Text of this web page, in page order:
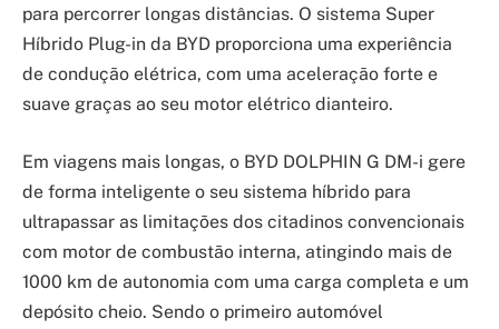
para percorrer longas distâncias. O sistema Super
Híbrido Plug-in da BYD proporciona uma experiência
de condução elétrica, com uma aceleração forte e
suave graças ao seu motor elétrico dianteiro.
Em viagens mais longas, o BYD DOLPHIN G DM-i gere
de forma inteligente o seu sistema híbrido para
ultrapassar as limitações dos citadinos convencionais
com motor de combustão interna, atingindo mais de
1000 km de autonomia com uma carga completa e um
depósito cheio. Sendo o primeiro automóvel